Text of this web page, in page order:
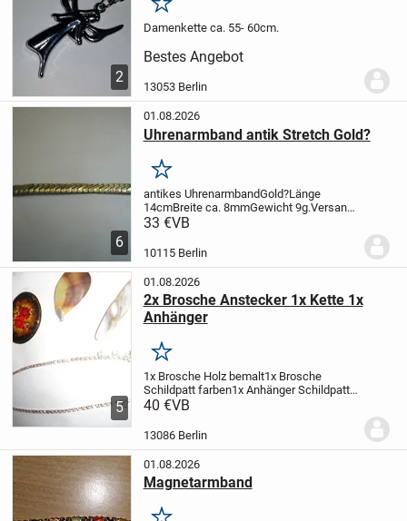
2
Merken
Damenkette ca. 55- 60cm.
Bestes Angebot
13053 Berlin
6
01.08.2026
Uhrenarmband antik Stretch Gold?
Merken
antikes UhrenarmbandGold?Länge
14cmBreite ca. 8mmGewicht 9g.Versand
zzgl. 1,45€
33 €VB
10115 Berlin
5
01.08.2026
2x Brosche Anstecker 1x Kette 1x
Anhänger
Merken
1x Brosche Holz bemalt1x Brosche
Schildpatt farben1x Anhänger Schildpatt
farben1x Kette Kolje Kette
40 €VB
13086 Berlin
01.08.2026
Magnetarmband